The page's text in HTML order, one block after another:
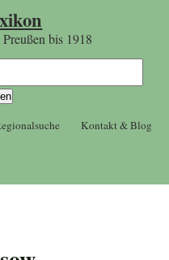
bis 1918
Kontakt & Blog